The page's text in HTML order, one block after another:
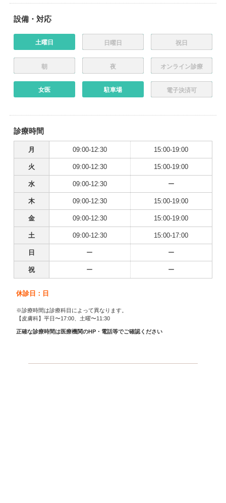
設備・対応
土曜日 日曜日 祝日
朝 夜 オンライン診療
女医 駐車場 電子決済可
診療時間
月 09:00-12:30 15:00-19:00
火 09:00-12:30 15:00-19:00
水 09:00-12:30 ー
木 09:00-12:30 15:00-19:00
金 09:00-12:30 15:00-19:00
土 09:00-12:30 15:00-17:00
日 ー ー
祝 ー ー
休診日：日
※診療時間は診療科目によって異なります。
【皮膚科】平日〜17:00、土曜〜11:30
正確な診療時間は医療機関のHP・電話等でご確認ください